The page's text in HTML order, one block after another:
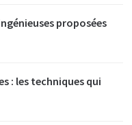
proposées
: les techniques qui